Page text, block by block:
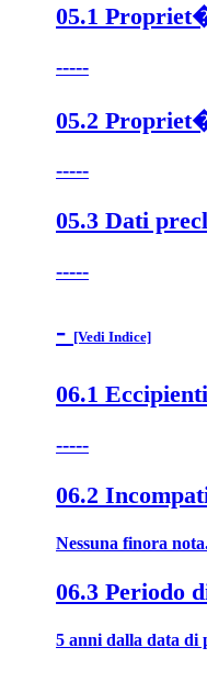
05.1
-----
05.2
-----
05.3 Dati
-----
- [Vedi Indice]
06.1 Eccipienti
-----
06.2
Nessuna finora
06.3 Periodo
5 anni dalla data di